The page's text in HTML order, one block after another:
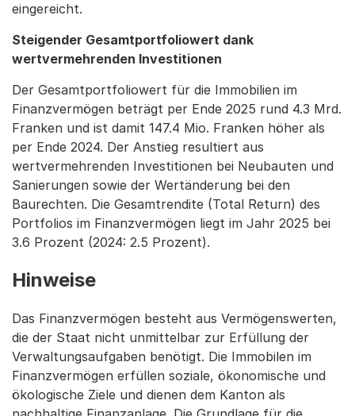
eingereicht.
Steigender Gesamtportfoliowert dank
wertvermehrenden Investitionen
Der Gesamtportfoliowert für die Immobilien im
Finanzvermögen beträgt per Ende 2025 rund 4.3 Mrd.
Franken und ist damit 147.4 Mio. Franken höher als
per Ende 2024. Der Anstieg resultiert aus
wertvermehrenden Investitionen bei Neubauten und
Sanierungen sowie der Wertänderung bei den
Baurechten. Die Gesamtrendite (Total Return) des
Portfolios im Finanzvermögen liegt im Jahr 2025 bei
3.6 Prozent (2024: 2.5 Prozent).
Hinweise
Das Finanzvermögen besteht aus Vermögenswerten,
die der Staat nicht unmittelbar zur Erfüllung der
Verwaltungsaufgaben benötigt. Die Immobilen im
Finanzvermögen erfüllen soziale, ökonomische und
ökologische Ziele und dienen dem Kanton als